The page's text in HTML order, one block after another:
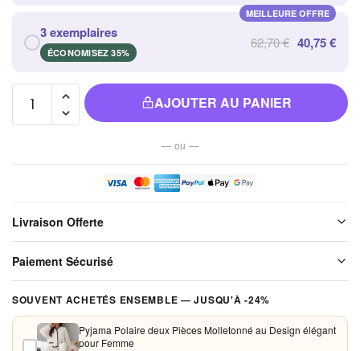
MEILLEURE OFFRE
3 exemplaires
ÉCONOMISEZ 35%
62,70 € 40,75 €
quantité de
Guirlande
AJOUTER AU PANIER
— ou —
Livraison Offerte
soigneusement emballé avant expédition. Aucun frais de port, jamais.
Paiement Sécurisé
acceptons Visa, Mastercard, PayPal et Apple Pay. Aucune donnée
bancaire n'est conservée sur nos serveurs.
SOUVENT ACHETÉS ENSEMBLE — JUSQU'À -24%
Pyjama Polaire deux Pièces Molletonné au Design élégant
pour Femme